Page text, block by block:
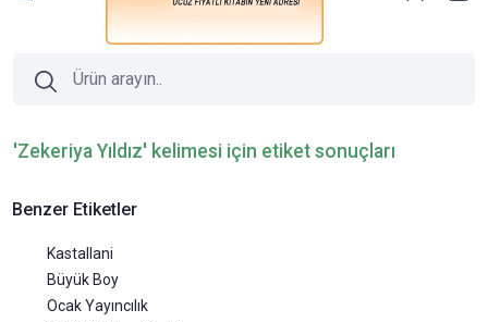
'Zekeriya Yıldız' kelimesi için etiket sonuçları
Benzer Etiketler
Kastallani
Büyük Boy
Ocak Yayıncılık